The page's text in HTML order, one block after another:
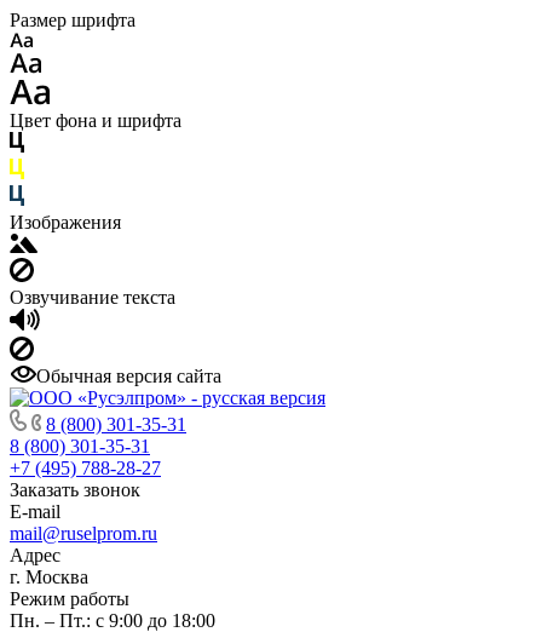
Размер шрифта
Цвет фона и шрифта
Изображения
Озвучивание текста
Обычная версия сайта
8 (800) 301-35-31
8 (800) 301-35-31
+7 (495) 788-28-27
Заказать звонок
E-mail
mail@ruselprom.ru
Адрес
г. Москва
Режим работы
Пн. – Пт.: с 9:00 до 18:00